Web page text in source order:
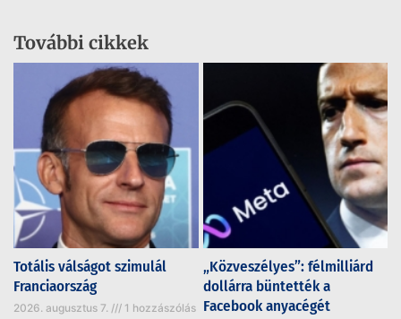
További cikkek
Totális válságot szimulál
Franciaország
2026. augusztus 7. 1 hozzászólás
„Közveszélyes”: félmilliárd
dollárra büntették a
Facebook anyacégét